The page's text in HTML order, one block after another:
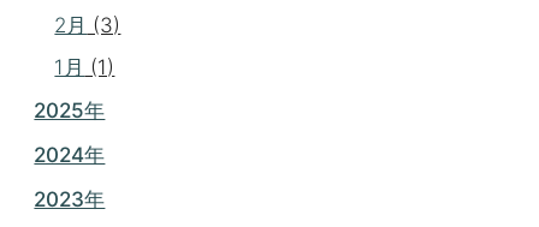
2月 (3)
1月 (1)
2025年
2024年
2023年